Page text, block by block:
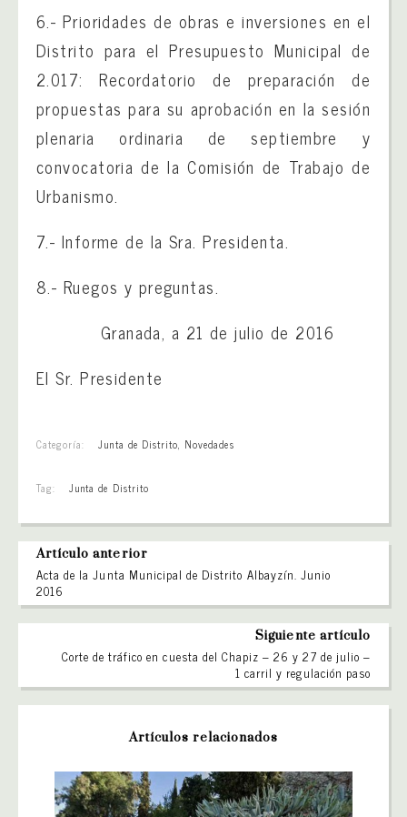
6.- Prioridades de obras e inversiones en el
Distrito para el Presupuesto Municipal de
2.017: Recordatorio de preparación de
propuestas para su aprobación en la sesión
plenaria ordinaria de septiembre y
convocatoria de la Comisión de Trabajo de
Urbanismo.
7.- Informe de la Sra. Presidenta.
8.- Ruegos y preguntas.
Granada, a 21 de julio de 2016
El Sr. Presidente
Categoría: Junta de Distrito, Novedades
Tag: Junta de Distrito
Artículo anterior
Acta de la Junta Municipal de Distrito Albayzín. Junio
2016
Siguiente artículo
Corte de tráfico en cuesta del Chapiz – 26 y 27 de julio –
1 carril y regulación paso
Artículos relacionados